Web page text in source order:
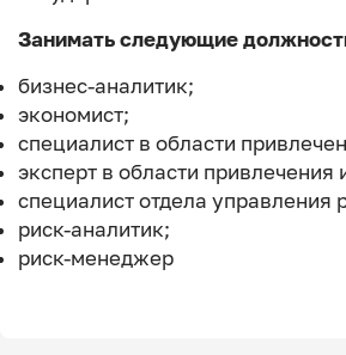
Занимать следующие
бизнес-аналитик;
экономист;
специалист в области
эксперт в области привлечения
специалист отдела управления
риск-аналитик;
риск-менеджер